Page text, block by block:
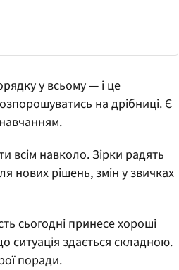
у всьому — і це
на дрібниці. Є
всім навколо. Зірки радять
нових рішень, змін у звичках
сьогодні принесе хороші
ситуація здається складною.
поради.